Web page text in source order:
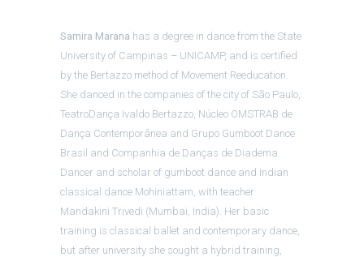
Samira Marana has a degree in dance from the State
University of Campinas – UNICAMP, and is certified
by the Bertazzo method of Movement Reeducation.
She danced in the companies of the city of São Paulo,
TeatroDança Ivaldo Bertazzo, Núcleo OMSTRAB de
Dança Contemporânea and Grupo Gumboot Dance
Brasil and Companhia de Danças de Diadema.
Dancer and scholar of gumboot dance and Indian
classical dance Mohiniattam, with teacher
Mandakini Trivedi (Mumbai, India). Her basic
training is classical ballet and contemporary dance,
but after university she sought a hybrid training,